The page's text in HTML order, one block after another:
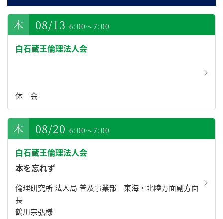
08/13 6:00～7:00
白石蔵王倫理法人会
休 会
08/20 6:00～7:00
白石蔵王倫理法人会
本を忘れず
倫理研究所 法人局 普及事業部 東海・北陸方面副方面
長
鶴川宗弘様